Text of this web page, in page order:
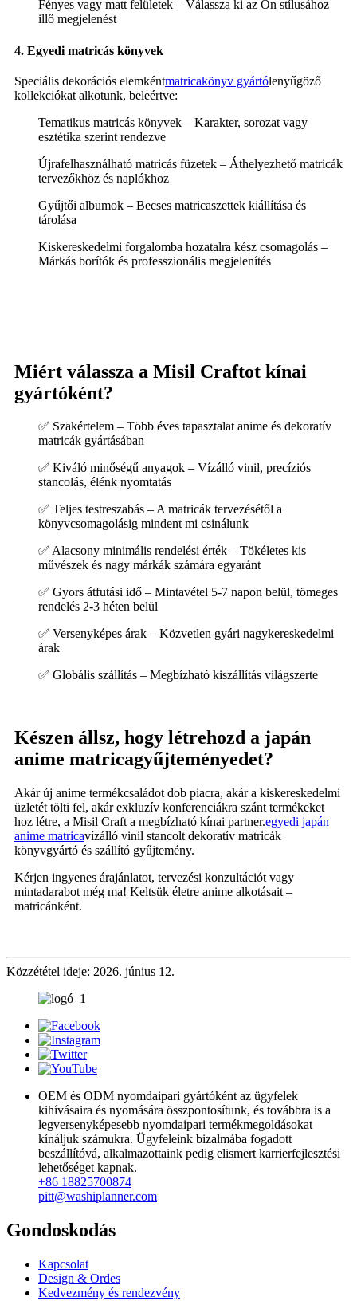
Fényes vagy matt felületek – Válassza ki az Ön stílusához
illő megjelenést
4. Egyedi matricás könyvek
Speciális dekorációs elemkéntmatricakönyv gyártólenyűgöző
kollekciókat alkotunk, beleértve:
Tematikus matricás könyvek – Karakter, sorozat vagy
esztétika szerint rendezve
Újrafelhasználható matricás füzetek – Áthelyezhető matricák
tervezőkhöz és naplókhoz
Gyűjtői albumok – Becses matricaszettek kiállítása és
tárolása
Kiskereskedelmi forgalomba hozatalra kész csomagolás –
Márkás borítók és professzionális megjelenítés
Miért válassza a Misil Craftot kínai
gyártóként?
✅ Szakértelem – Több éves tapasztalat anime és dekoratív
matricák gyártásában
✅ Kiváló minőségű anyagok – Vízálló vinil, precíziós
stancolás, élénk nyomtatás
✅ Teljes testreszabás – A matricák tervezésétől a
könyvcsomagolásig mindent mi csinálunk
✅ Alacsony minimális rendelési érték – Tökéletes kis
művészek és nagy márkák számára egyaránt
✅ Gyors átfutási idő – Mintavétel 5-7 napon belül, tömeges
rendelés 2-3 héten belül
✅ Versenyképes árak – Közvetlen gyári nagykereskedelmi
árak
✅ Globális szállítás – Megbízható kiszállítás világszerte
Készen állsz, hogy létrehozd a japán
anime matricagyűjteményedet?
Akár új anime termékcsaládot dob ​​piacra, akár a kiskereskedelmi
üzletét tölti fel, akár exkluzív konferenciákra szánt termékeket
hoz létre, a Misil Craft a megbízható kínai partner.egyedi japán
anime matricavízálló vinil stancolt dekoratív matricák
könyvgyártó és szállító gyűjtemény.
Kérjen ingyenes árajánlatot, tervezési konzultációt vagy
mintadarabot még ma! Keltsük életre anime alkotásait –
matricánként.
Közzététel ideje: 2026. június 12.
OEM és ODM nyomdaipari gyártóként az ügyfelek
kihívásaira és nyomására összpontosítunk, és továbbra is a
legversenyképesebb nyomdaipari termékmegoldásokat
kínáljuk számukra. Ügyfeleink bizalmába fogadott
beszállítóvá, alkalmazottaink pedig elismert karrierfejlesztési
lehetőséget kapnak.
+86 18825700874
pitt@washiplanner.com
Gondoskodás
Kapcsolat
Design & Ordes
Kedvezmény és rendezvény